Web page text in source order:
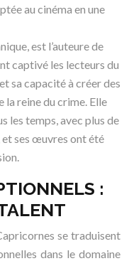
au cinéma en une
est l’auteure de
captivé les lecteurs du
sa capacité à créer des
la reine du crime. Elle
les temps, avec plus de
et ses œuvres ont été
:
se traduisent
dans le domaine